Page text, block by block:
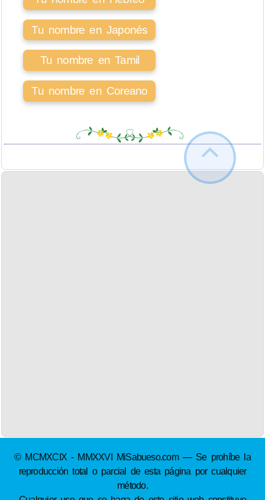
Tu nombre en Japonés
Tu nombre en Tamil
Tu nombre en Coreano
© MCMXCIX - MMXXVI MiSabueso.com — Se prohíbe la
reproducción total o parcial de esta página por cualquier
método.